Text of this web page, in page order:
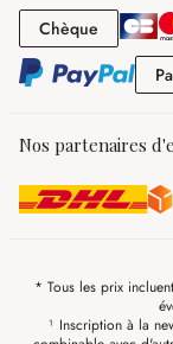
Chèque Chèque
Nos partenaires
* Tous les prix
¹ Inscription à la